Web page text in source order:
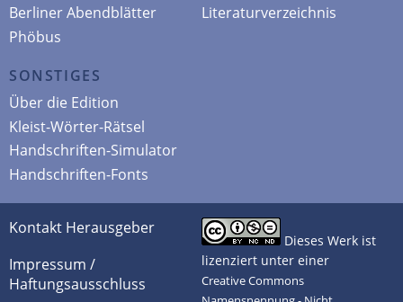
Berliner Abendblätter
Phöbus
Literaturverzeichnis
SONSTIGES
Über die Edition
Kleist-Wörter-Rätsel
Handschriften-Simulator
Handschriften-Fonts
Kontakt Herausgeber
Impressum /
Haftungsausschluss
Dieses Werk ist
lizenziert unter einer
Creative Commons